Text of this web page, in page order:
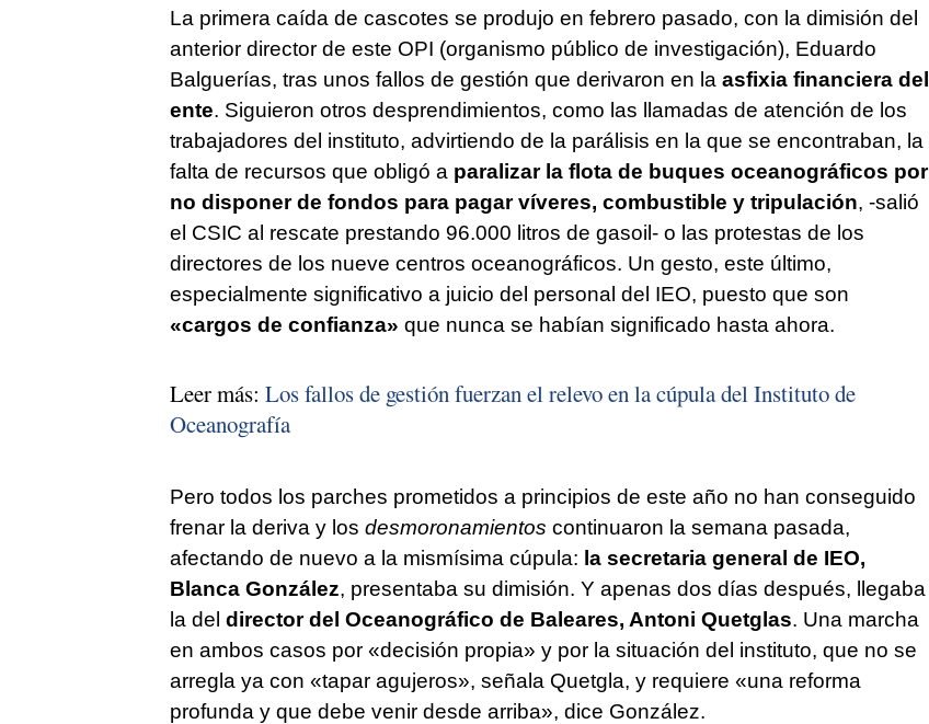
La primera caída de cascotes se produjo en febrero pasado, con la dimisión del
anterior director de este OPI (organismo público de investigación), Eduardo
Balguerías, tras unos fallos de gestión que derivaron en la asfixia financiera del
ente. Siguieron otros desprendimientos, como las llamadas de atención de los
trabajadores del instituto, advirtiendo de la parálisis en la que se encontraban, la
falta de recursos que obligó a paralizar la flota de buques oceanográficos por
no disponer de fondos para pagar víveres, combustible y tripulación, -salió
el CSIC al rescate prestando 96.000 litros de gasoil- o las protestas de los
directores de los nueve centros oceanográficos. Un gesto, este último,
especialmente significativo a juicio del personal del IEO, puesto que son
«cargos de confianza» que nunca se habían significado hasta ahora.
Leer más: Los fallos de gestión fuerzan el relevo en la cúpula del Instituto de
Oceanografía
Pero todos los parches prometidos a principios de este año no han conseguido
frenar la deriva y los desmoronamientos continuaron la semana pasada,
afectando de nuevo a la mismísima cúpula: la secretaria general de IEO,
Blanca González, presentaba su dimisión. Y apenas dos días después, llegaba
la del director del Oceanográfico de Baleares, Antoni Quetglas. Una marcha
en ambos casos por «decisión propia» y por la situación del instituto, que no se
arregla ya con «tapar agujeros», señala Quetgla, y requiere «una reforma
profunda y que debe venir desde arriba», dice González.